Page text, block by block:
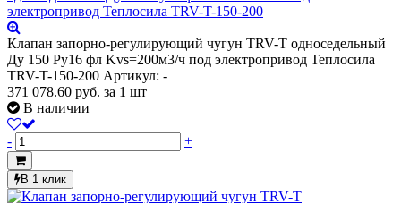
Клапан запорно-регулирующий чугун TRV-T односедельный
Ду 150 Ру16 фл Kvs=200м3/ч под электропривод Теплосила
TRV-T-150-200 Артикул: -
371 078.60 руб. за 1 шт
В наличии
- +
В 1 клик